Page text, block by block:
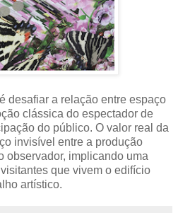
desafiar a relação entre espaço
clássica do espectador de
do público. O valor real da
invisível entre a produção
observador, implicando uma
que vivem o edifício
artístico.